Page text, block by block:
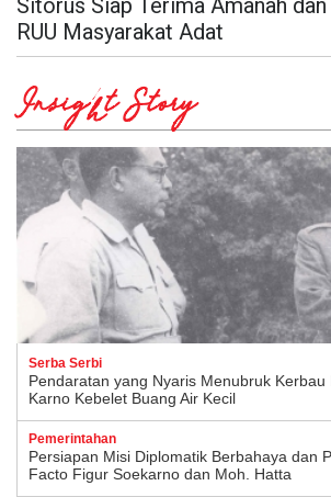
RUU Masyarakat Adat
Insight Story
Serba Serbi
Pendaratan yang Nyaris Menubruk Kerbau
Karno Kebelet Buang Air Kecil
Pemerintahan
Persiapan Misi Diplomatik Berbahaya dan
Facto Figur Soekarno dan Moh. Hatta